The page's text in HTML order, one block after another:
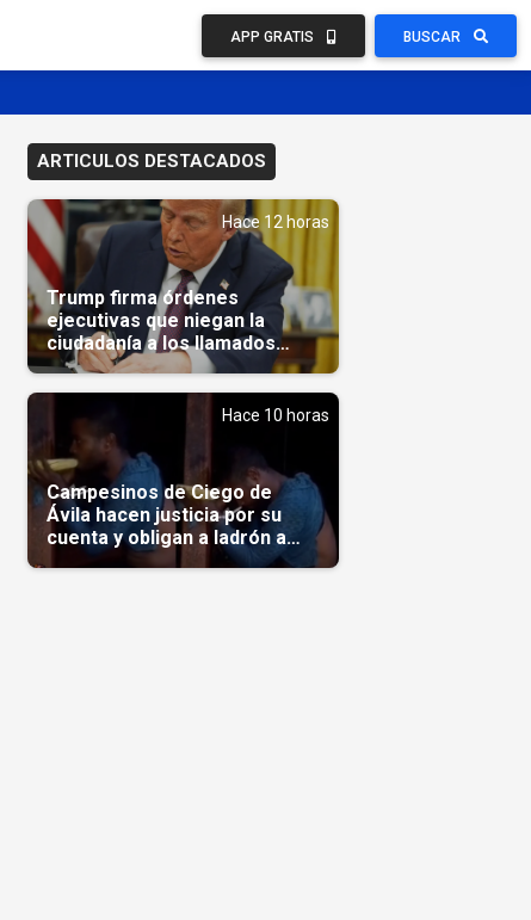
APP GRATIS BUSCAR
ARTICULOS DESTACADOS
Hace 12 horas
Trump firma órdenes
ejecutivas que niegan la
ciudadanía a los llamados
'turistas de nacimiento'
Hace 10 horas
Campesinos de Ciego de
Ávila hacen justicia por su
cuenta y obligan a ladrón a
comerse el maíz robado